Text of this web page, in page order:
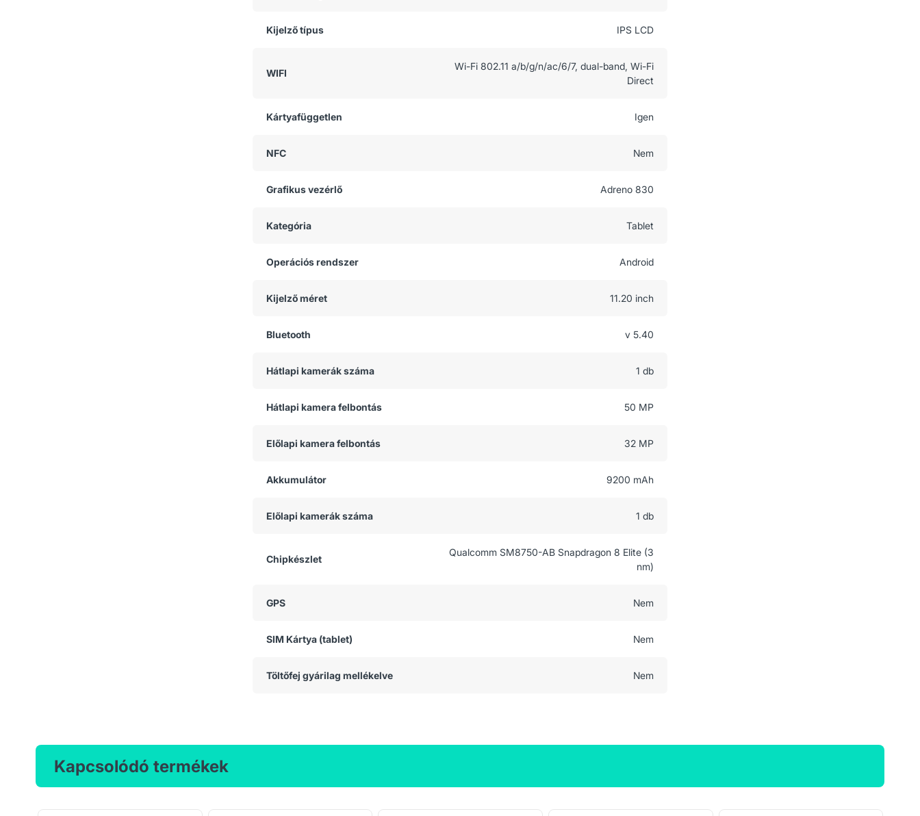
Kijelző típus IPS LCD
WIFI
Wi-Fi 802.11 a/b/g/n/ac/6/7, dual-band, Wi-Fi
Direct
Kártyafüggetlen Igen
NFC Nem
Grafikus vezérlő Adreno 830
Kategória Tablet
Operációs rendszer Android
Kijelző méret 11.20 inch
Bluetooth v 5.40
Hátlapi kamerák száma 1 db
Hátlapi kamera felbontás 50 MP
Előlapi kamera felbontás 32 MP
Akkumulátor 9200 mAh
Előlapi kamerák száma 1 db
Chipkészlet
Qualcomm SM8750-AB Snapdragon 8 Elite (3
nm)
GPS Nem
SIM Kártya (tablet) Nem
Töltőfej gyárilag mellékelve Nem
Kapcsolódó termékek